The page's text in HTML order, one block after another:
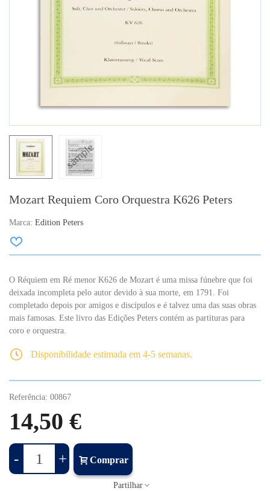
Mozart Requiem Coro Orquestra K626 Peters
Marca: Edition Peters
O Réquiem em Ré menor K626 de Mozart é uma missa fúnebre que foi
deixada incompleta pelo autor devido à sua morte, em 1791. Foi
completado depois por amigos e discípulos e é talvez uma das suas obras
mais famosas. Este livro das Edições Peters contém as partituras para
coro e orquestra.
Disponibilidade estimada em 4-5 semanas.
Referência: 00867
14,50 €
- + Comprar
Partilhar